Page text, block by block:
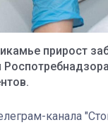
прирост
канала